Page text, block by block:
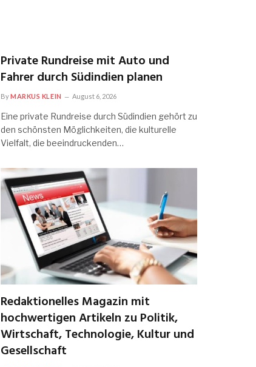
Private Rundreise mit Auto und
Fahrer durch Südindien planen
ByMARKUS KLEIN August 6, 2026
Eine private Rundreise durch Südindien gehört zu
den schönsten Möglichkeiten, die kulturelle
Vielfalt, die beeindruckenden…
Redaktionelles Magazin mit
hochwertigen Artikeln zu Politik,
Wirtschaft, Technologie, Kultur und
Gesellschaft